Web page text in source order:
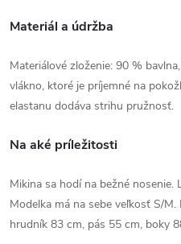
Materiál a údržba
Materiálové zloženie: 90 %
vlákno, ktoré je príjemné na
elastanu dodáva strihu pružnosť.
Na aké príležitosti
Mikina sa hodí na bežné nosenie.
Modelka má na sebe veľkosť S/
hrudník 83 cm, pás 55 cm, boky